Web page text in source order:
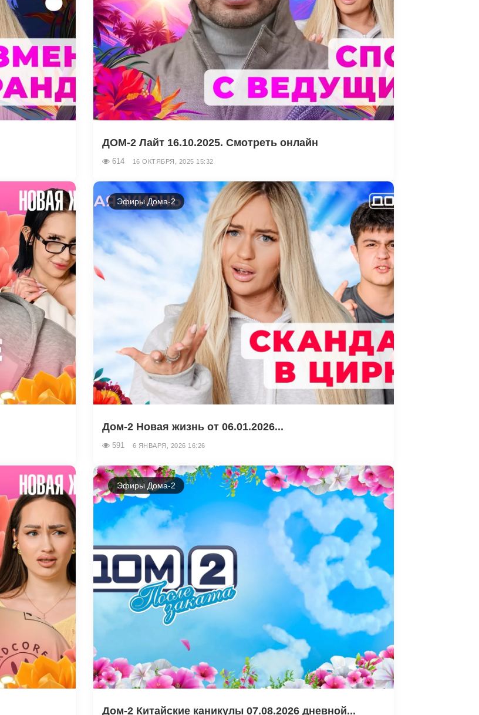
ДОМ-2 Лайт 16.10.2025. Смотреть онлайн
614 16 ОКТЯБРЯ, 2025 15:32
Эфиры Дома-2
Дом-2 Новая жизнь от 06.01.2026...
591 6 ЯНВАРЯ, 2026 16:26
Эфиры Дома-2
Дом-2 Китайские каникулы 07.08.2026 дневной...